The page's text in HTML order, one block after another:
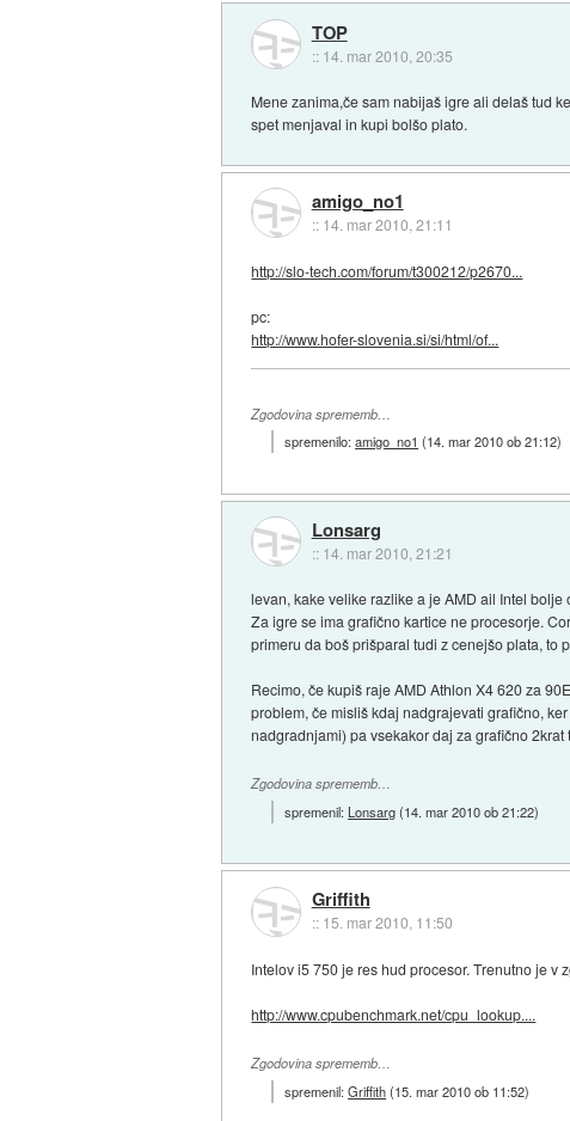
TOP
:: 14. mar 2010, 20:35
Mene zanima,če sam nabijaš igre ali delaš tud
spet menjaval in kupi bolšo plato.
amigo_no1
:: 14. mar 2010, 21:11
http://slo-tech.com/forum/t300212/p2670...
pc:
http://www.hofer-slovenia.si/si/html/of...
Zgodovina sprememb…
spremenilo:amigo_no1 (14. mar 2010 ob 21:12)
Lonsarg
:: 14. mar 2010, 21:21
levan, kake velike razlike a je AMD ail Intel
Za igre se ima grafično kartice ne procesorje.
primeru da boš prišparal tudi z cenejšo plata, to
Recimo, če kupiš raje AMD Athlon X4 620 za
problem, če misliš kdaj nadgrajevati grafično,
nadgradnjami) pa vsekakor daj za grafično
Zgodovina sprememb…
spremenil:Lonsarg(14. mar 2010 ob 21:22)
Griffith
:: 15. mar 2010, 11:50
Intelov i5 750 je res hud procesor. Trenutno je v
http://www.cpubenchmark.net/cpu_lookup....
Zgodovina sprememb…
spremenil:Griffith(15. mar 2010 ob 11:52)